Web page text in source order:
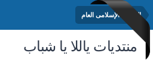
المنتدى الإسلامى العام
منتديات ياللا يا شباب